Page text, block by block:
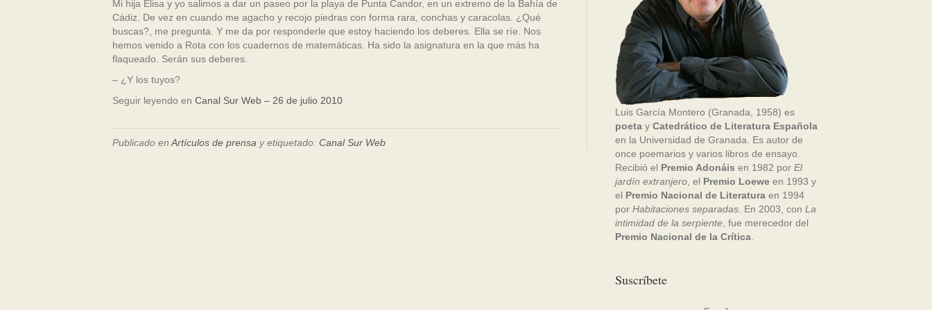
Mi hija Elisa y yo salimos a dar un paseo por la playa de Punta Candor, en un extremo de la Bahía de
Cádiz. De vez en cuando me agacho y recojo piedras con forma rara, conchas y caracolas. ¿Qué
buscas?, me pregunta. Y me da por responderle que estoy haciendo los deberes. Ella se ríe. Nos
hemos venido a Rota con los cuadernos de matemáticas. Ha sido la asignatura en la que más ha
flaqueado. Serán sus deberes.
– ¿Y los tuyos?
Seguir leyendo en Canal Sur Web – 26 de julio 2010
Publicado en Artículos de prensa y etiquetado: Canal Sur Web
Luis García Montero (Granada, 1958) es
poeta y Catedrático de Literatura Española
en la Universidad de Granada. Es autor de
once poemarios y varios libros de ensayo.
Recibió el Premio Adonáis en 1982 por El
jardín extranjero , el Premio Loewe en 1993 y
el Premio Nacional de Literatura en 1994
por Habitaciones separadas . En 2003, con La
intimidad de la serpiente , fue merecedor del
Premio Nacional de la Crítica
Suscríbete